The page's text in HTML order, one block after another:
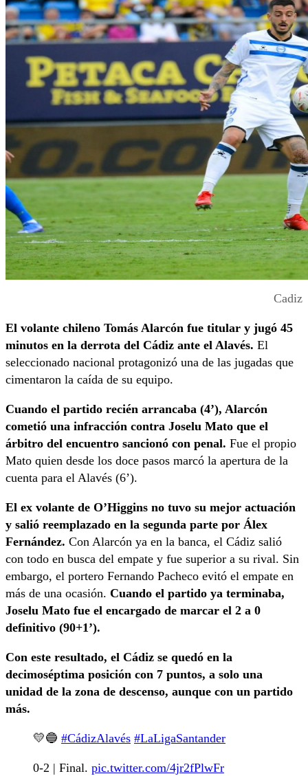
Cadiz
El volante chileno Tomás Alarcón fue titular y jugó 45
minutos en la derrota del Cádiz ante el Alavés. El
seleccionado nacional protagonizó una de las jugadas que
cimentaron la caída de su equipo.
Cuando el partido recién arrancaba (4’), Alarcón
cometió una infracción contra Joselu Mato que el
árbitro del encuentro sancionó con penal. Fue el propio
Mato quien desde los doce pasos marcó la apertura de la
cuenta para el Alavés (6’).
El ex volante de O’Higgins no tuvo su mejor actuación
y salió reemplazado en la segunda parte por Álex
Fernández. Con Alarcón ya en la banca, el Cádiz salió
con todo en busca del empate y fue superior a su rival. Sin
embargo, el portero Fernando Pacheco evitó el empate en
más de una ocasión. Cuando el partido ya terminaba,
Joselu Mato fue el encargado de marcar el 2 a 0
definitivo (90+1’).
Con este resultado, el Cádiz se quedó en la
decimoséptima posición con 7 puntos, a solo una
unidad de la zona de descenso, aunque con un partido
más.
💛🔵 #CádizAlavés #LaLigaSantander
0-2 | Final. pic.twitter.com/4jr2fPlwFr